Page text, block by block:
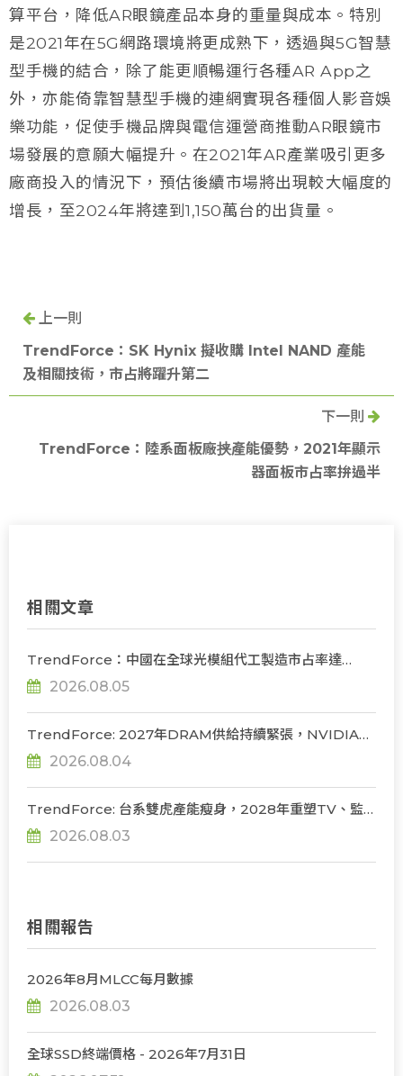
算平台，降低AR眼鏡產品本身的重量與成本。特別
是2021年在5G網路環境將更成熟下，透過與5G智慧
型手機的結合，除了能更順暢運行各種AR App之
外，亦能倚靠智慧型手機的連網實現各種個人影音娛
樂功能，促使手機品牌與電信運營商推動AR眼鏡市
場發展的意願大幅提升。在2021年AR產業吸引更多
廠商投入的情況下，預估後續市場將出現較大幅度的
增長，至2024年將達到1,150萬台的出貨量。
上一則
TrendForce：SK Hynix 擬收購 Intel NAND 產能
及相關技術，市占將躍升第二
下一則
TrendForce：陸系面板廠挟產能優勢，2021年顯示
器面板市占率拚過半
相關文章
TrendForce：中國在全球光模組代工製造市占率達
56%，若受禁令限制短期供應鏈難脫鉤
2026.08.05
TrendForce: 2027年DRAM供給持續緊張，NVIDIA評
估下調Rubin Ultra HBM配置
2026.08.04
TrendForce: 台系雙虎產能瘦身，2028年重塑TV、監
視器、筆電三大面板供需版圖
2026.08.03
相關報告
2026年8月MLCC每月數據
2026.08.03
全球SSD終端價格 - 2026年7月31日